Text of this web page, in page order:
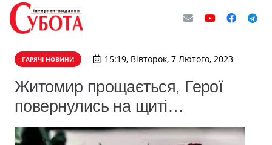
ГАРЯЧІ НОВИНИ 15:19, Вівторок, 7 Лютого, 2023
Житомир прощається, Герої
повернулись на щиті…